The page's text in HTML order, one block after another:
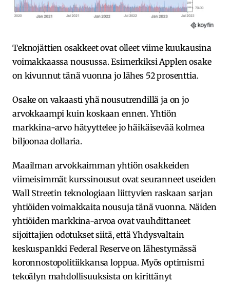
Teknojättien osakkeet ovat olleet viime kuukausina
voimakkaassa nousussa. Esimerkiksi Applen osake
on kivunnut tänä vuonna jo lähes 52 prosenttia.
Osake on vakaasti yhä nousutrendillä ja on jo
arvokkaampi kuin koskaan ennen. Yhtiön
markkina-arvo hätyyttelee jo häikäisevää kolmea
biljoonaa dollaria.
Maailman arvokkaimman yhtiön osakkeiden
viimeisimmät kurssinousut ovat seuranneet useiden
Wall Streetin teknologiaan liittyvien raskaan sarjan
yhtiöiden voimakkaita nousuja tänä vuonna. Näiden
yhtiöiden markkina-arvoa ovat vauhdittaneet
sijoittajien odotukset siitä, että Yhdysvaltain
keskuspankki Federal Reserve on lähestymässä
koronnostopolitiikkansa loppua. Myös optimismi
tekoälyn mahdollisuuksista on kirittänyt